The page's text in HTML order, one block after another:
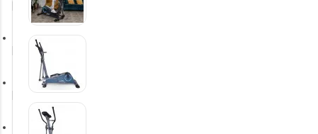
Баскетбольное оборудование
Массажное оборудование
Игротека